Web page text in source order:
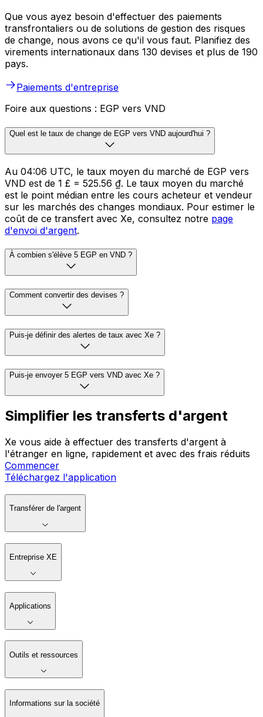
Que vous ayez besoin d'effectuer des paiements
transfrontaliers ou de solutions de gestion des risques
de change, nous avons ce qu'il vous faut. Planifiez des
virements internationaux dans 130 devises et plus de 190
pays.
Paiements d'entreprise
Foire aux questions : EGP vers VND
Quel est le taux de change de EGP vers VND aujourd'hui ?
Au 04:06 UTC, le taux moyen du marché de EGP vers
VND est de 1 £ = 525.56 ₫. Le taux moyen du marché
est le point médian entre les cours acheteur et vendeur
sur les marchés des changes mondiaux. Pour estimer le
coût de ce transfert avec Xe, consultez notre page
d'envoi d'argent.
À combien s'élève 5 EGP en VND ?
Comment convertir des devises ?
Puis-je définir des alertes de taux avec Xe ?
Puis-je envoyer 5 EGP vers VND avec Xe ?
Simplifier les transferts d'argent
Xe vous aide à effectuer des transferts d'argent à
l'étranger en ligne, rapidement et avec des frais réduits
Commencer
Téléchargez l'application
Transférer de l'argent
Entreprise XE
Applications
Outils et ressources
Informations sur la société